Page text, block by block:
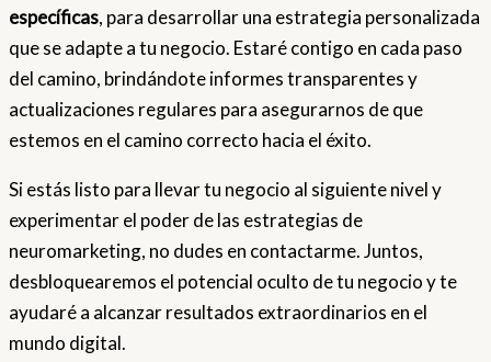
específicas, para desarrollar una estrategia personalizada
que se adapte a tu negocio. Estaré contigo en cada paso
del camino, brindándote informes transparentes y
actualizaciones regulares para asegurarnos de que
estemos en el camino correcto hacia el éxito.
Si estás listo para llevar tu negocio al siguiente nivel y
experimentar el poder de las estrategias de
neuromarketing, no dudes en contactarme. Juntos,
desbloquearemos el potencial oculto de tu negocio y te
ayudaré a alcanzar resultados extraordinarios en el
mundo digital.